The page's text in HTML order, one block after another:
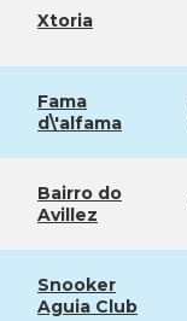
Xtoria
Fama
d\'alfama
Bairro do
Avillez
Snooker
Aguia Club